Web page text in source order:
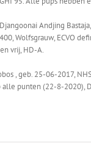
Djangoonai Andjing
Wolfsgrauw, ECVO
vrij, HD-A.
, geb. 25-06-2017,
alle punten (22-8-2020),